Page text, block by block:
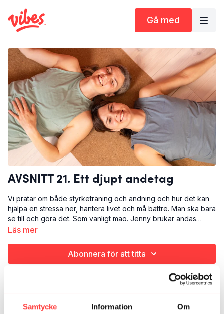
Samtycke Information Om
Gå med
AVSNITT 21. Ett djupt andetag
Vi pratar om både styrketräning och andning och hur det kan
hjälpa en stressa ner, hantera livet och må bättre. Man ska bara
se till och göra det. Som vanligt mao. Jenny brukar andas
tvärtom tills poletten trillar ner. Bonus: vi avslutar med en
Läs mer
Abonnera för att titta